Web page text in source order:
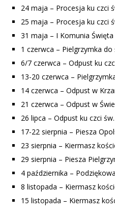
24 maja – Procesja ku czci
25 maja – Procesja ku czci
31 maja – I Komunia Święta
1 czerwca – Pielgrzymka
6/7 czerwca – Odpust ku
13-20 czerwca –
14 czerwca – Odpust w
21 czerwca – Odpust w
26 lipca – Odpust ku czci
17-22 sierpnia – Piesza
23 sierpnia – Kiermasz
29 sierpnia – Piesza
4 października –
8 listopada – Kiermasz
15 listopada – Kiermasz